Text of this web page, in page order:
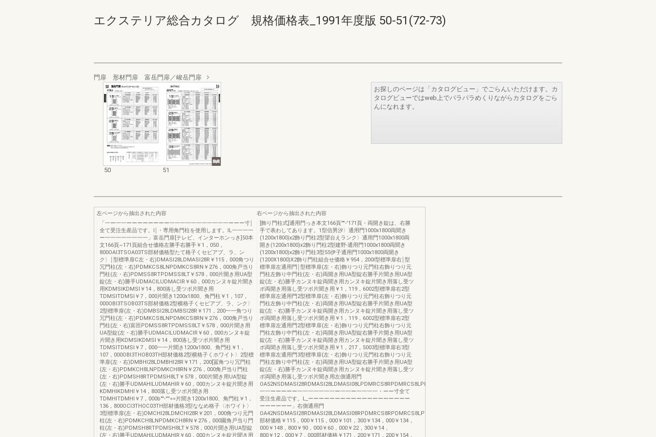
エクステリア総合カタログ 規格価格表_1991年度版 50-51(72-73)
門扉 形材門扉 富岳門扉／峻岳門扉
50 51
お探しのページは「カタログビュー」でごらんいただけます。カ
タログビューではweb上でパラパラめくりながらカタログをごら
んになれます。
左ページから抽出された内容
「一ー一一ーーーーーーーー一一一一一一一一一一一ーーー寸￨
全て受注生産品です。I￨・専用角門柱を使用します。IL一一一一
ー一一一一一一一一」富岳門扉[テレビ、インターホンっき]50本
文166頁~171頁組合せ価格左勝手右勝手￥1，050，
800OAI3TSOA03TS部材価格型たて格子くセピアブ、ラ、ン
ク〉￨型標準扉C左・右)DMASI28LDMASI28R￥115，000角つり
冗門柱(左・右)PDMKCS8LNPDMKCS8RN￥276，000角戸当り
門柱(左・右)PDMSS8RTPDMSS8LT￥578，000片開き用UA型
錠(左・右)勝手UDMACILUDMACIR￥60，000カンヌキ錠片聞き
用KDMSIKDMSI￥14，800洛し受ツボ片聞き用
TDMSITDMSI￥7，000片聞き1200x1800、角門柱￥1，107，
000OBI3TSOB03TS部材価格2型横格子くセピアブ、ラ、ンク〉
2型標準扉(左・右)DMBSI28LDMBSI28R￥171，200一一角つり
冗門柱(左・右)PDMKCS8LNPDMKCS8RN￥276，000角戸当り
門柱(左・右)富匝PDMSS8RTPDMSS8LT￥578，000片聞き用
UA型錠(左・右)勝手UDMACILUDMACIR￥60，000カンヌキ錠
片聞き用KDMSIKDMSI￥14，800洛し受ツボ片聞き用
TDMSITDMSI￥7，000一一片聞き1200x1800、角門柱￥1，
107，000OBI3THOB03TH部材価格2型横格子くホワイト〉2型標
準扉(左・右)DMBHI28LDMBHI28R￥171，200[冨角つり冗門柱
(左・右)PDMKCH8LNPDMKCH8RN￥276，000角戸当り門柱
(左・右)PDMSH8RTPDMSH8LT￥578，000片聞き用UA型錠
(左・右)勝手UDMAHILUDMAHIR￥60，000カンヌキ錠片聞き用
KDMHIKDMHI￥14，800落し受ツボ片聞き用
TDMHITDMHI￥7，000b""-''''==片聞き1200x1800、角門柱￥1，
136，800OCI3THOC03TH部材価格3型ななめ格子〈ホワイト〉
3型標準扉(左・右)DMCHI28LDMCHI28R￥201，000角つり元門
柱(左・右)PDMKCH8LNPDMKCH8RN￥276，000園角戸当り門
柱(左・右)PDMSH8RTPDMSH8LT￥578，000片聞き用UA型錠
(左・右)勝手UDMAHILUDMAHIR￥60，000カンヌキ錠片聞き用
右ページから抽出された内容
[飾り門柱式]通用門っき本文166頁'"'-'171頁・両開き錠は、右勝
手で表わしてあります。1型信男汐〉通用門1000x1800両聞き
(1200x1800)x2飾り門柱2型望台えランク〉通用門1000x1800両
開き(1200x1800)x2飾り門柱2型建野-通用門1000x1800両聞き
(1200x1800)x2飾り門柱3型55伊子通用門1000x1800両開き
(1200X1800)X2飾り門柱組合せ価格￥954，200l型標準扉右￨型
標準扉左通用門￨型標準扉(左・右)飾りつり元門柱右飾りつり元
門柱左飾り中門柱(左・右)両開き用UA型錠右勝手片聞き用UA型
錠(左・右)勝手カンヌキ錠両聞き用カンヌキ錠片聞き用落し受ツ
ボ両開き用落し受ツボ片聞き用￥1，119，6002型標準扉右2型
標準扉左通用門2型標準扉(左・右)飾りつり元門柱右飾りつり元
門柱左飾り中門柱(左・右)両開き用UA型錠右勝手片聞き用UA型
錠(左・右)勝手カンヌキ錠両開き用カンヌキ錠片聞き用落し受ツ
ボ両聞き用落し受ツポ片聞き用￥1，119，6002型標準扉右2型
標準扉左通用門2型標準扉(左・右)飾りつり元門柱右飾りつり元
門柱左飾り中門柱(左・右)両開き用UA型錠右勝手片開き用UA型
錠(左・右)勝手カンヌキ錠両開き用カンヌキ錠片聞き用落し受ツ
ボ両聞き用落し受ツボ片聞き用￥1，217，5003型標準扉右3型
標準扉左通用門3型標準扉(左・右)飾りつり元門柱右飾りつり元
門柱左飾り中門柱(左・右)両開き用UA型錠右勝手片聞き用UA型
錠(左・右)勝手カンヌキ錠両聞き用カンヌキ錠片聞き用落し受ツ
ポ両聞き用落し受ツボ片聞き用左側通用門
一一ーーーーー一一一一一一一ー一一ー一一一一・ーー寸全て
受注生産品です。L_ーーーーーーーーーーーーーーーーーーー
ーーーーーー」右側通用門
部材価格￥115，000￥115，000￥101，300￥134，000￥134，
000￥148，800￥90，000￥60，000￥22，300￥14，
800￥12，000￥7，000部材価格￥171，200￥171，200￥154，